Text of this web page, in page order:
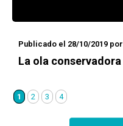
Publicado el 28/10/2019 por
La ola conservadora
1 2 3 4